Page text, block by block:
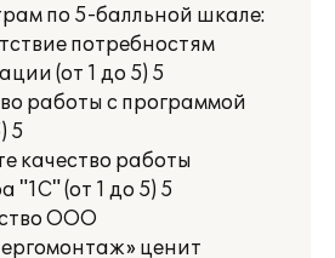
по 5-балльной шкале:
потребностям
(от 1 до 5) 5
работы с программой
5
качество работы
"1С" (от 1 до 5) 5
ООО
ценит